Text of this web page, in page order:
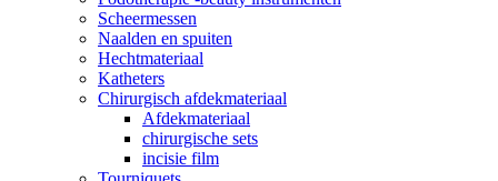
Scheermessen
Naalden en spuiten
Hechtmateriaal
Katheters
Chirurgisch afdekmateriaal
Afdekmateriaal
chirurgische sets
incisie film